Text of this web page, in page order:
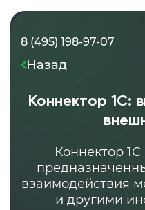
8 (495) 198-97-07
Назад
Коннектор 1С:
Коннектор 1С
взаимодействия
и другими